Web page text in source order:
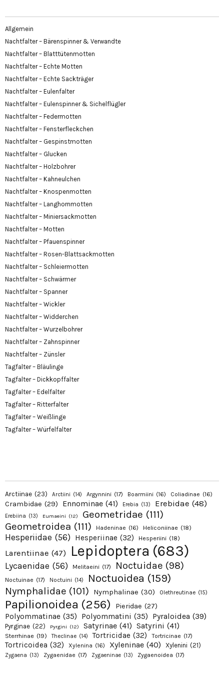
Allgemein
Nachtfalter – Bärenspinner & Verwandte
Nachtfalter – Blatttütenmotten
Nachtfalter – Echte Motten
Nachtfalter – Echte Sackträger
Nachtfalter – Eulenfalter
Nachtfalter – Eulenspinner & Sichelflügler
Nachtfalter – Federmotten
Nachtfalter – Fensterfleckchen
Nachtfalter – Gespinstmotten
Nachtfalter – Glucken
Nachtfalter – Holzbohrer
Nachtfalter – Kahneulchen
Nachtfalter – Knospenmotten
Nachtfalter – Langhornmotten
Nachtfalter – Miniersackmotten
Nachtfalter – Motten
Nachtfalter – Pfauenspinner
Nachtfalter – Rosen-Blattsackmotten
Nachtfalter – Schleiermotten
Nachtfalter – Schwärmer
Nachtfalter – Spanner
Nachtfalter – Wickler
Nachtfalter – Widderchen
Nachtfalter – Wurzelbohrer
Nachtfalter – Zahnspinner
Nachtfalter – Zünsler
Tagfalter – Bläulinge
Tagfalter – Dickkopffalter
Tagfalter – Edelfalter
Tagfalter – Ritterfalter
Tagfalter – Weißlinge
Tagfalter – Würfelfalter
Arctiinae (23) Arctiini (14) Argynnini (17) Boarmiini (16) Coliadinae (16)
Crambidae (29) Ennominae (41) Erebia (13) Erebidae (48)
Erebiina (13) Eumaeini (12) Geometridae (111)
Geometroidea (111) Hadeninae (16) Heliconiinae (18)
Hesperiidae (56) Hesperiinae (32) Hesperiini (18)
Larentiinae (47) Lepidoptera (683)
Lycaenidae (56) Melitaeini (17) Noctuidae (98)
Noctuinae (17) Noctuini (14) Noctuoidea (159)
Nymphalidae (101) Nymphalinae (30) Olethreutinae (15)
Papilionoidea (256) Pieridae (27)
Polyommatinae (35) Polyommatini (35) Pyraloidea (39)
Pyrginae (22) Pyrgini (12) Satyrinae (41) Satyrini (41)
Sterrhinae (19) Theclinae (14) Tortricidae (32) Tortricinae (17)
Tortricoidea (32) Xylenina (16) Xyleninae (40) Xylenini (21)
Zygaena (13) Zygaenidae (17) Zygaeninae (13) Zygaenoidea (17)